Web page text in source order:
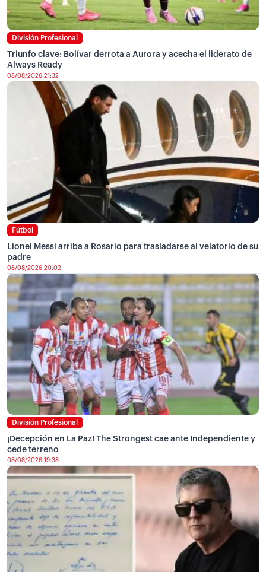
División Profesional
Triunfo clave: Bolívar derrota a Aurora y acecha el liderato de
Always Ready
08/08/2026 21:32
Fútbol
Lionel Messi arriba a Rosario para trasladarse al velatorio de su
padre
08/08/2026 20:02
División Profesional
¡Decepción en La Paz! The Strongest cae ante Independiente y
cede terreno
08/08/2026 19:38